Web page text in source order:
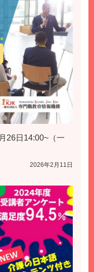
26日14:00~（一
2026年2月11日